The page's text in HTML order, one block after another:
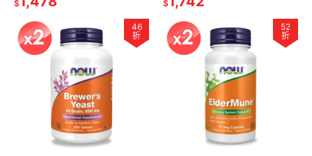
$ $
46
折
52
折